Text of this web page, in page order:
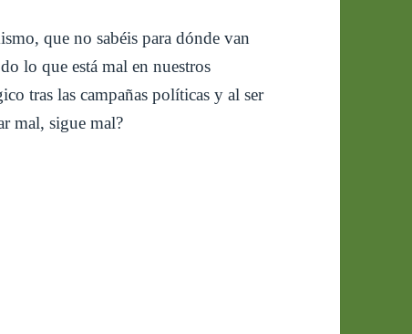
que no sabéis para dónde van
lo que está mal en nuestros
tras las campañas políticas y al ser
mal, sigue mal?